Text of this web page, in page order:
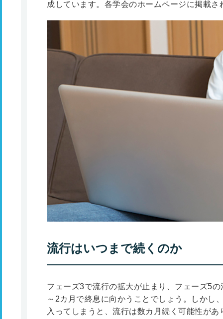
成しています。各学会のホームページに掲載
流行はいつまで続くのか
フェーズ3で流行の拡大が止まり、フェーズ5
～2カ月で終息に向かうことでしょう。しかし
入ってしまうと、流行は数カ月続く可能性が